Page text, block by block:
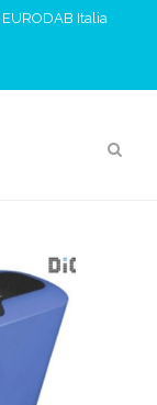
EURODAB Italia